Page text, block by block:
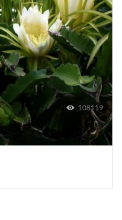
108119